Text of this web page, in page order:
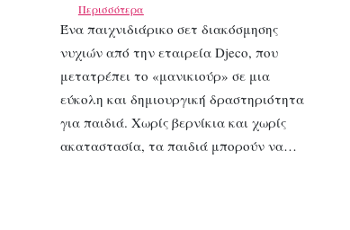
Περισσότερα
Ένα παιχνιδιάρικο σετ διακόσμησης
νυχιών από την εταιρεία Djeco, που
μετατρέπει το «μανικιούρ» σε μια
εύκολη και δημιουργική δραστηριότητα
για παιδιά. Χωρίς βερνίκια και χωρίς
ακαταστασία, τα παιδιά μπορούν να…